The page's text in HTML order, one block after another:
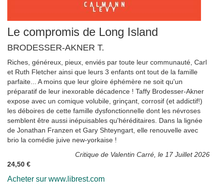
Le compromis de Long Island
BRODESSER-AKNER T.
Riches, généreux, pieux, enviés par toute leur communauté, Carl
et Ruth Fletcher ainsi que leurs 3 enfants ont tout de la famille
parfaite... A moins que leur gloire éphémère ne soit qu'un
préparatif de leur inexorable décadence ! Taffy Brodesser-Akner
expose avec un comique volubile, grinçant, corrosif (et addictif!)
les déboires de cette famille dysfonctionnelle dont les névroses
semblent être aussi inépuisables qu'héréditaires. Dans la lignée
de Jonathan Franzen et Gary Shteyngart, elle renouvelle avec
brio la comédie juive new-yorkaise !
Critique de Valentin Carré, le 17 Juillet 2026
24,50 €
Acheter sur www.librest.com